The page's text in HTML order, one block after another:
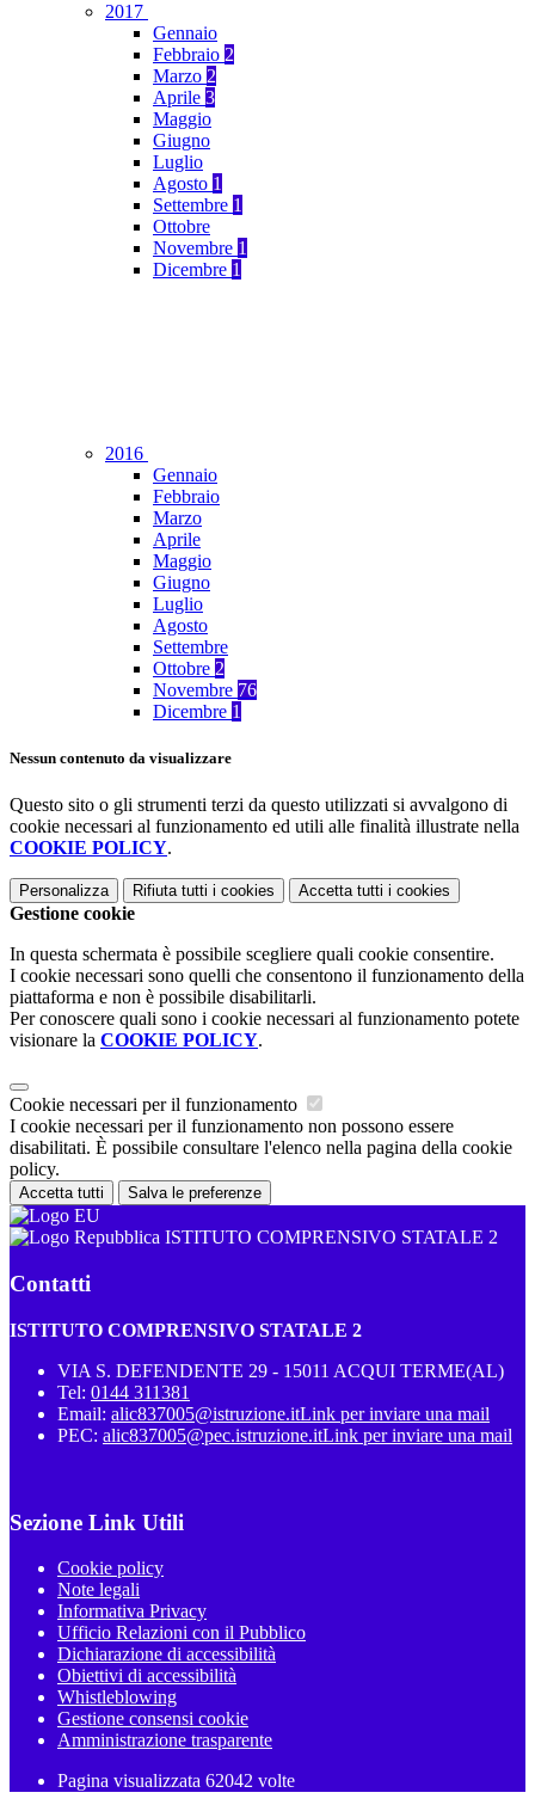
2017
Gennaio
Febbraio 2
Marzo 2
Aprile 3
Maggio
Giugno
Luglio
Agosto 1
Settembre 1
Ottobre
Novembre 1
Dicembre 1
2016
Gennaio
Febbraio
Marzo
Aprile
Maggio
Giugno
Luglio
Agosto
Settembre
Ottobre 2
Novembre 76
Dicembre 1
Nessun contenuto da visualizzare
Questo sito o gli strumenti terzi da questo utilizzati si avvalgono di
cookie necessari al funzionamento ed utili alle finalità illustrate nella
COOKIE POLICY.
Personalizza Rifiuta tutti i cookies Accetta tutti i cookies
Gestione cookie
In questa schermata è possibile scegliere quali cookie consentire.
I cookie necessari sono quelli che consentono il funzionamento della
piattaforma e non è possibile disabilitarli.
Per conoscere quali sono i cookie necessari al funzionamento potete
visionare la COOKIE POLICY.
Cookie necessari per il funzionamento
I cookie necessari per il funzionamento non possono essere
disabilitati. È possibile consultare l'elenco nella pagina della cookie
policy.
Accetta tutti Salva le preferenze
ISTITUTO COMPRENSIVO STATALE 2
Contatti
ISTITUTO COMPRENSIVO STATALE 2
VIA S. DEFENDENTE 29 - 15011 ACQUI TERME(AL)
Tel: 0144 311381
Email: alic837005@istruzione.itLink per inviare una mail
PEC: alic837005@pec.istruzione.itLink per inviare una mail
Sezione Link Utili
Cookie policy
Note legali
Informativa Privacy
Ufficio Relazioni con il Pubblico
Dichiarazione di accessibilità
Obiettivi di accessibilità
Whistleblowing
Gestione consensi cookie
Amministrazione trasparente
Pagina visualizzata 62042 volte